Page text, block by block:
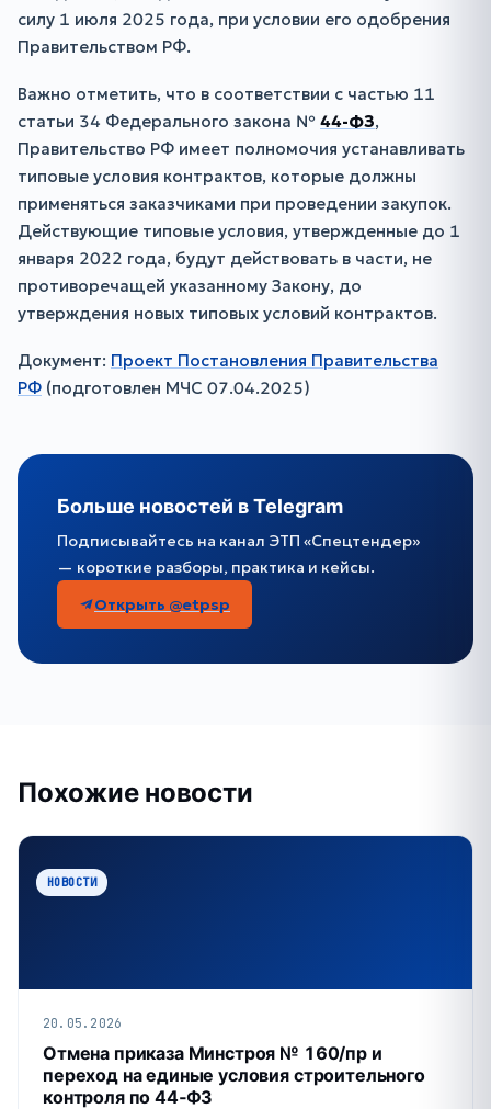
силу 1 июля 2025 года, при условии его одобрения
Правительством РФ.
Важно отметить, что в соответствии с частью 11
статьи 34 Федерального закона № 44-ФЗ,
Правительство РФ имеет полномочия устанавливать
типовые условия контрактов, которые должны
применяться заказчиками при проведении закупок.
Действующие типовые условия, утвержденные до 1
января 2022 года, будут действовать в части, не
противоречащей указанному Закону, до
утверждения новых типовых условий контрактов.
Документ: Проект Постановления Правительства
РФ (подготовлен МЧС 07.04.2025)
Больше новостей в Telegram
Подписывайтесь на канал ЭТП «Спецтендер»
— короткие разборы, практика и кейсы.
Открыть @etpsp
Похожие новости
НОВОСТИ
20.05.2026
Отмена приказа Минстроя № 160/пр и
переход на единые условия строительного
контроля по 44‑ФЗ